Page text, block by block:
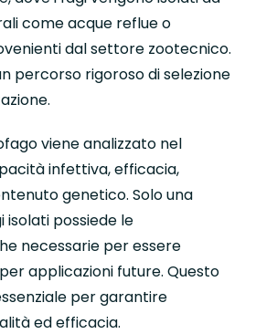
come acque reflue o
dal settore zootecnico.
percorso rigoroso di selezione
viene analizzato nel
infettiva, efficacia,
genetico. Solo una
isolati possiede le
necessarie per essere
applicazioni future. Questo
per garantire
ed efficacia.